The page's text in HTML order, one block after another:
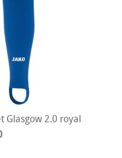
Glasgow 2.0 royal